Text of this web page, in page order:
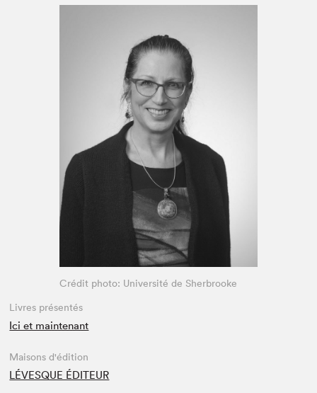
Espace enseignant·e·s
Crédit photo: Université de Sherbrooke
Livres présentés
Ici et maintenant
Maisons d'édition
LÉVESQUE ÉDITEUR